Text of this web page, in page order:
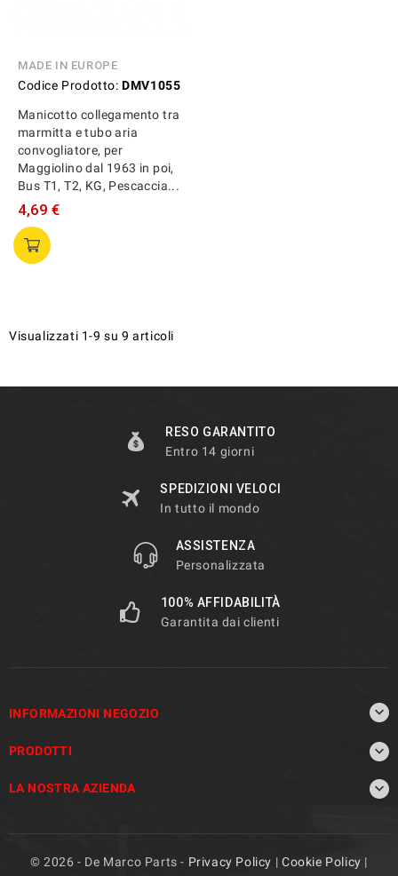
MADE IN EUROPE
Codice Prodotto: DMV1055
Manicotto collegamento tra
marmitta e tubo aria
convogliatore, per
Maggiolino dal 1963 in poi,
Bus T1, T2, KG, Pescaccia...
4,69 €
Visualizzati 1-9 su 9 articoli
RESO GARANTITO
Entro 14 giorni
SPEDIZIONI VELOCI
In tutto il mondo
ASSISTENZA
Personalizzata
100% AFFIDABILITÀ
Garantita dai clienti
INFORMAZIONI NEGOZIO 
PRODOTTI 
LA NOSTRA AZIENDA 
© 2026 - De Marco Parts - Privacy Policy | Cookie Policy |